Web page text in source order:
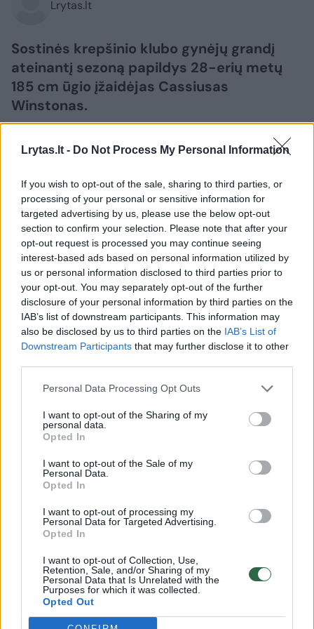
Lrytas.lt - Do Not Process My Personal Information
If you wish to opt-out of the sale, sharing to third parties, or
processing of your personal or sensitive information for
targeted advertising by us, please use the below opt-out
section to confirm your selection. Please note that after your
opt-out request is processed you may continue seeing
interest-based ads based on personal information utilized by
us or personal information disclosed to third parties prior to
your opt-out. You may separately opt-out of the further
disclosure of your personal information by third parties on the
IAB’s list of downstream participants. This information may
also be disclosed by us to third parties on the IAB’s List of
Downstream Participants that may further disclose it to other
Personal Data Processing Opt Outs
I want to opt-out of the Sharing of my
personal data.
Opted In
I want to opt-out of the Sale of my
Personal Data.
Opted In
I want to opt-out of processing my
Personal Data for Targeted Advertising.
Opted In
I want to opt-out of Collection, Use,
Retention, Sale, and/or Sharing of my
Personal Data that Is Unrelated with the
Purposes for which it was collected.
Opted Out
Lrytas.lt
Sostinės krepšinio klubo gynėjų grandį
ateinantį sezoną papildys 28-erių metų
185 cm ūgio įžaidėjas Cassiusas
Winstonas.
Daugiau nuotraukų (7)
Vilniaus krepšinio gerbėjams šis amerikietis
Atstovaudamas Emilijos Redžo „Reggiana“
klubui, C. Winstonas 2024–2025 m. sezono
FIBA Čempionų lygos rungtynėse Vilniuje į
„Ryto“ krepšį įmetė 26 taškus (tai buvo jo
asmeninis turnyro rekordas), sugriebė 4
perdavimus.
Praėjusį, 2025–2026 m. sezoną, gynėjas
praleido Jeruzalės „Hapoel“ komandoje.
Europos taurės („EuroCup“) turnyre